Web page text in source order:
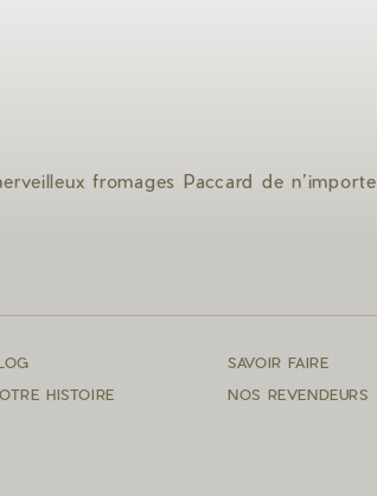
fromages Paccard de n’importe
SAVOIR FAIRE
HISTOIRE
NOS REVENDEURS